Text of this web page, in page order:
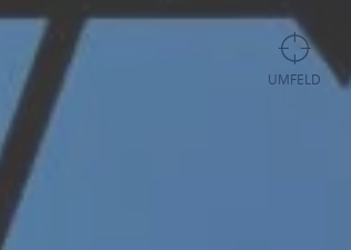
UMFELD